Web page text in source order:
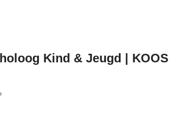
Kind & Jeugd | KOOS